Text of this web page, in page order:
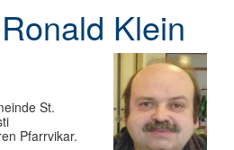
Klein
St.
Pfarrvikar.